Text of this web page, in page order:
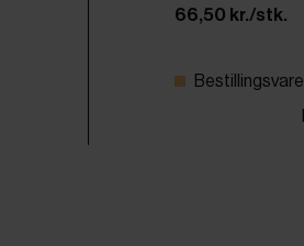
66,50 kr./stk.
Bestillingsvare